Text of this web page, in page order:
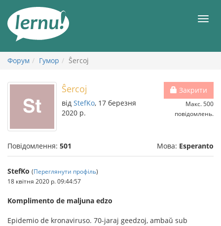
змісту
Форум Гумор Ŝercoj
Закрити
Макс. 500
повідомлень.
Ŝercoj
від StefKo, 17 березня
2020 р.
Повідомлення: 501 Мова: Esperanto
StefKo (Переглянути профіль)
18 квітня 2020 р. 09:44:57
Komplimento de maljuna edzo
Epidemio de kronaviruso. 70-jaraj geedzoj, ambaŭ sub